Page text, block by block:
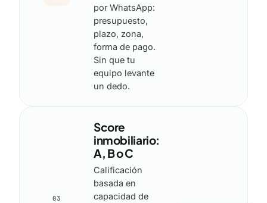
por WhatsApp:
presupuesto,
plazo, zona,
forma de pago.
Sin que tu
equipo levante
un dedo.
03
Score
inmobiliario:
A, B o C
Calificación
basada en
capacidad de